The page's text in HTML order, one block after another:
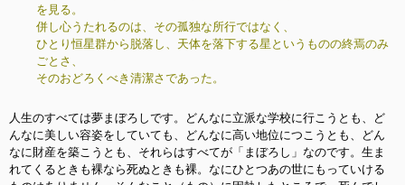
を見る。
併し心うたれるのは、その孤独な所行ではなく、
ひとり恒星群から脱落し、天体を落下する星というものの終焉のみ
ごとさ、
そのおどろくべき清潔さであった。
人生のすべては夢まぼろしです。どんなに立派な学校に行こうとも、ど
んなに美しい容姿をしていても、どんなに高い地位につこうとも、どん
なに財産を築こうとも、それらはすべてが「まぼろし」なのです。生ま
れてくるときも裸なら死ぬときも裸。なにひとつあの世にもっていける